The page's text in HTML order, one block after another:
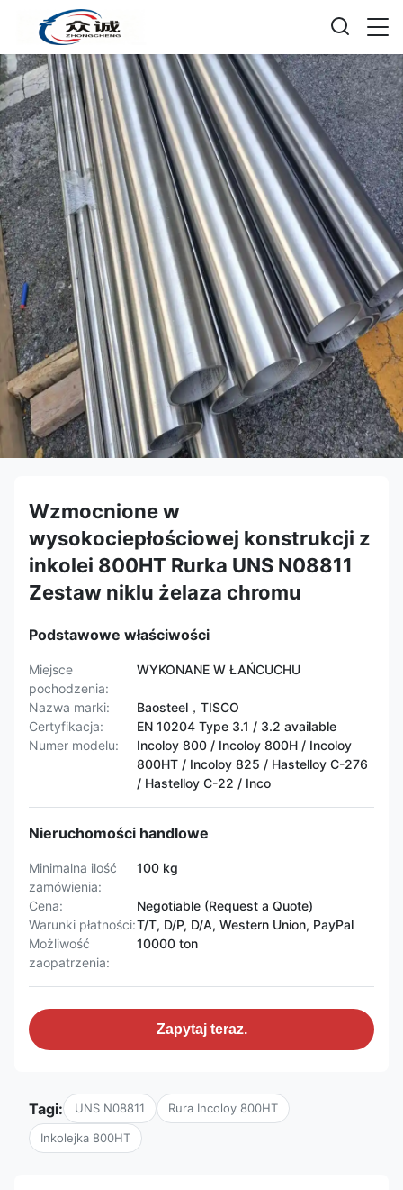
Wzmocnione w
wysokociepłościowej konstrukcji z
inkolei 800HT Rurka UNS N08811
Zestaw niklu żelaza chromu
Podstawowe właściwości
Miejsce
pochodzenia:
WYKONANE W ŁAŃCUCHU
Nazwa marki:
Baosteel，TISCO
Certyfikacja:
EN 10204 Type 3.1 / 3.2 available
Numer modelu:
Incoloy 800 / Incoloy 800H / Incoloy
800HT / ​​Incoloy 825 / Hastelloy C-276
/ Hastelloy C-22 / Inco
Nieruchomości handlowe
Minimalna ilość
zamówienia:
100 kg
Cena:
Negotiable (Request a Quote)
Warunki płatności:T/T, D/P, D/A, Western Union, PayPal
Możliwość
zaopatrzenia:
10000 ton
Zapytaj teraz.
Tagi: UNS N08811 Rura Incoloy 800HT
Inkolejka 800HT